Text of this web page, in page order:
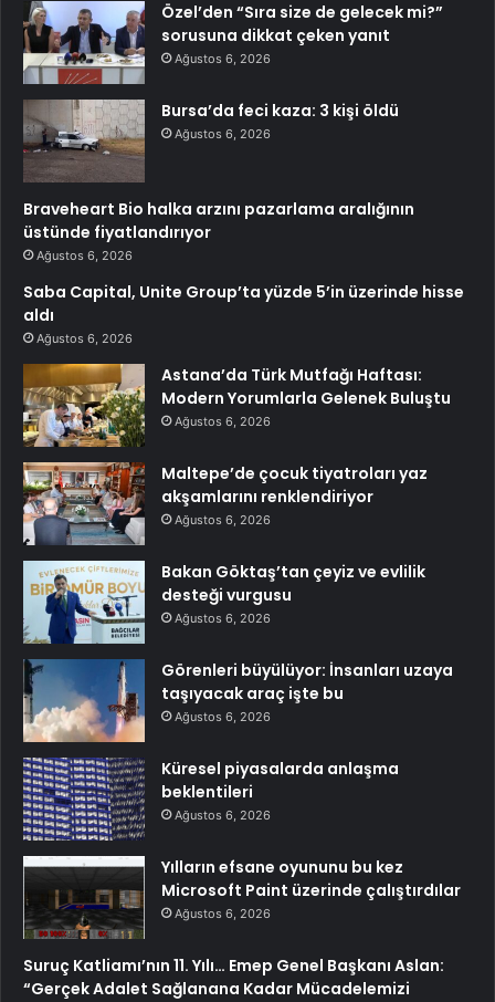
Özel’den “Sıra size de gelecek mi?”
sorusuna dikkat çeken yanıt
Ağustos 6, 2026
Bursa’da feci kaza: 3 kişi öldü
Ağustos 6, 2026
Braveheart Bio halka arzını pazarlama aralığının
üstünde fiyatlandırıyor
Ağustos 6, 2026
Saba Capital, Unite Group’ta yüzde 5’in üzerinde hisse
aldı
Ağustos 6, 2026
Astana’da Türk Mutfağı Haftası:
Modern Yorumlarla Gelenek Buluştu
Ağustos 6, 2026
Maltepe’de çocuk tiyatroları yaz
akşamlarını renklendiriyor
Ağustos 6, 2026
Bakan Göktaş’tan çeyiz ve evlilik
desteği vurgusu
Ağustos 6, 2026
Görenleri büyülüyor: İnsanları uzaya
taşıyacak araç işte bu
Ağustos 6, 2026
Küresel piyasalarda anlaşma
beklentileri
Ağustos 6, 2026
Yılların efsane oyununu bu kez
Microsoft Paint üzerinde çalıştırdılar
Ağustos 6, 2026
Suruç Katliamı’nın 11. Yılı… Emep Genel Başkanı Aslan:
“Gerçek Adalet Sağlanana Kadar Mücadelemizi